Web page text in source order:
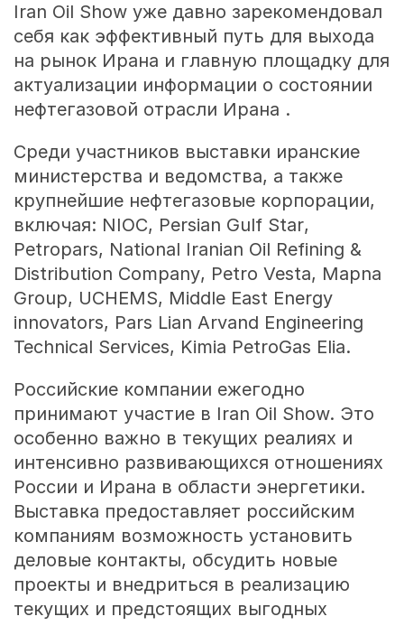
Iran Oil Show уже давно зарекомендовал
себя как эффективный путь для выхода
на рынок Ирана и главную площадку для
актуализации информации о состоянии
нефтегазовой отрасли Ирана .
Среди участников выставки иранские
министерства и ведомства, а также
крупнейшие нефтегазовые корпорации,
включая: NIOC, Persian Gulf Star,
Petropars, National Iranian Oil Refining &
Distribution Company, Petro Vesta, Mapna
Group, UCHEMS, Middle East Energy
innovators, Pars Lian Arvand Engineering
Technical Services, Kimia PetroGas Elia.
Российские компании ежегодно
принимают участие в Iran Oil Show. Это
особенно важно в текущих реалиях и
интенсивно развивающихся отношениях
России и Ирана в области энергетики.
Выставка предоставляет российским
компаниям возможность установить
деловые контакты, обсудить новые
проекты и внедриться в реализацию
текущих и предстоящих выгодных